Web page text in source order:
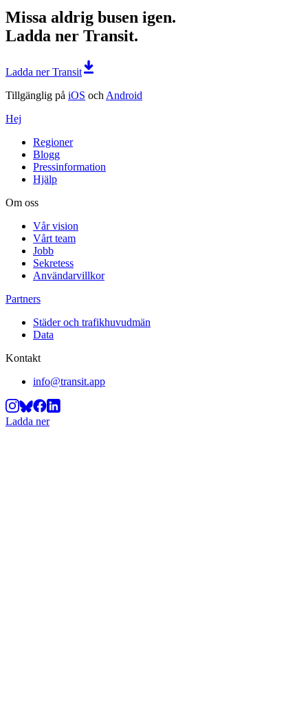
Missa aldrig busen igen.
Ladda ner Transit.
Ladda ner Transit
Tillgänglig på iOS och Android
Hej
Regioner
Blogg
Pressinformation
Hjälp
Om oss
Vår vision
Vårt team
Jobb
Sekretess
Användarvillkor
Partners
Städer och trafikhuvudmän
Data
Kontakt
info@transit.app
Ladda ner